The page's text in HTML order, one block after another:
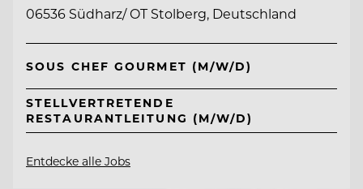
06536 Südharz/ OT Stolberg, Deutschland
SOUS CHEF GOURMET (M/W/D)
STELLVERTRETENDE
RESTAURANTLEITUNG (M/W/D)
Entdecke alle Jobs